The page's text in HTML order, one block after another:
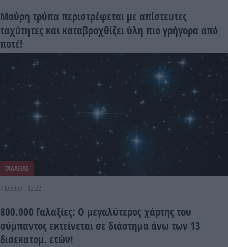
Μαύρη τρύπα περιστρέφεται με απίστευτες
ταχύτητες και καταβροχθίζει ύλη πιο γρήγορα από
ποτέ!
ΓΑΛΑΞΙΑΣ
7 Ιουνίου - 12:22
800.000 Γαλαξίες: Ο μεγαλύτερος χάρτης του
σύμπαντος εκτείνεται σε διάστημα άνω των 13
δισεκατομ. ετών!